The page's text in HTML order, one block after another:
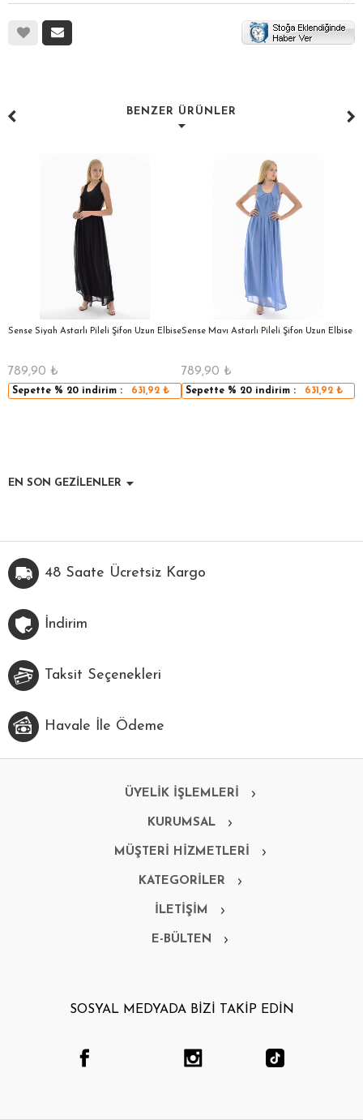
BENZER ÜRÜNLER
Sense Siyah Astarlı Pileli Şifon Uzun Elbise
789,90 ₺
Sepette % 20 indirim : 631,92₺
Sense Mavı Astarlı Pileli Şifon Uzun Elbise
789,90 ₺
Sepette % 20 indirim : 631,92₺
EN SON GEZİLENLER
48 Saate Ücretsiz Kargo
İndirim
Taksit Seçenekleri
Havale İle Ödeme
ÜYELİK İŞLEMLERİ
KURUMSAL
MÜŞTERİ HİZMETLERİ
KATEGORİLER
İLETİŞİM
E-BÜLTEN
SOSYAL MEDYADA BİZİ TAKİP EDİN